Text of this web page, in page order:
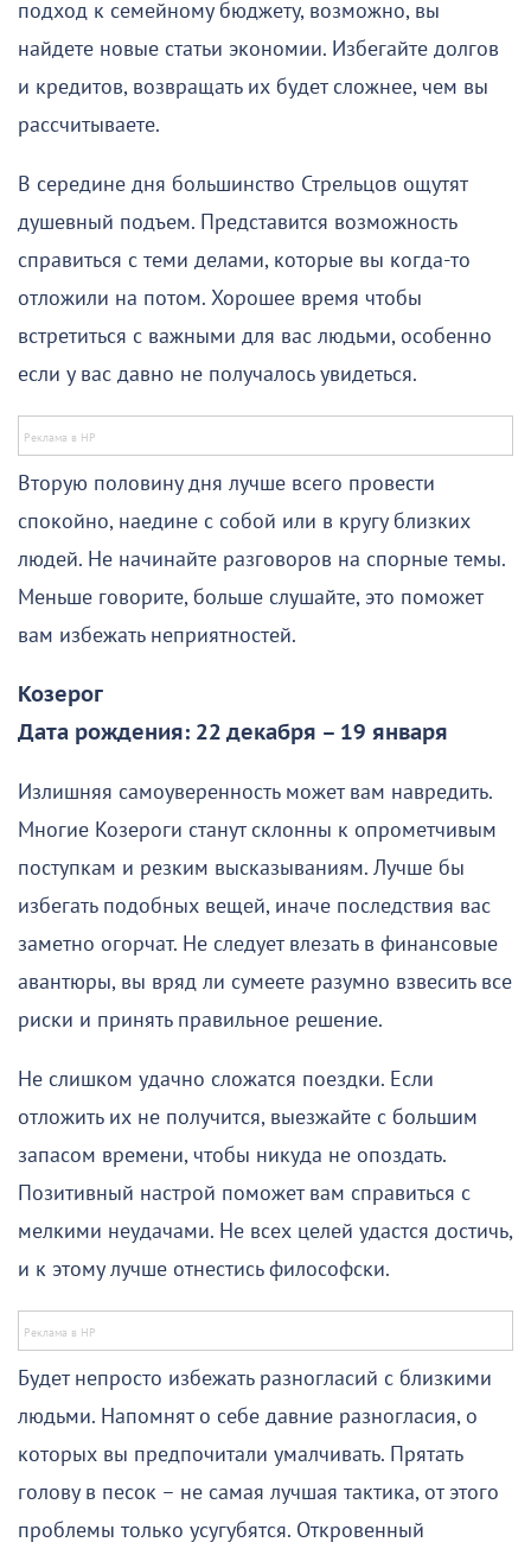
подход к семейному бюджету, возможно, вы
найдете новые статьи экономии. Избегайте долгов
и кредитов, возвращать их будет сложнее, чем вы
рассчитываете.
В середине дня большинство Стрельцов ощутят
душевный подъем. Представится возможность
справиться с теми делами, которые вы когда-то
отложили на потом. Хорошее время чтобы
встретиться с важными для вас людьми, особенно
если у вас давно не получалось увидеться.
Вторую половину дня лучше всего провести
спокойно, наедине с собой или в кругу близких
людей. Не начинайте разговоров на спорные темы.
Меньше говорите, больше слушайте, это поможет
вам избежать неприятностей.
Козерог
Дата рождения: 22 декабря – 19 января
Излишняя самоуверенность может вам навредить.
Многие Козероги станут склонны к опрометчивым
поступкам и резким высказываниям. Лучше бы
избегать подобных вещей, иначе последствия вас
заметно огорчат. Не следует влезать в финансовые
авантюры, вы вряд ли сумеете разумно взвесить все
риски и принять правильное решение.
Не слишком удачно сложатся поездки. Если
отложить их не получится, выезжайте с большим
запасом времени, чтобы никуда не опоздать.
Позитивный настрой поможет вам справиться с
мелкими неудачами. Не всех целей удастся достичь,
и к этому лучше отнестись философски.
Будет непросто избежать разногласий с близкими
людьми. Напомнят о себе давние разногласия, о
которых вы предпочитали умалчивать. Прятать
голову в песок – не самая лучшая тактика, от этого
проблемы только усугубятся. Откровенный